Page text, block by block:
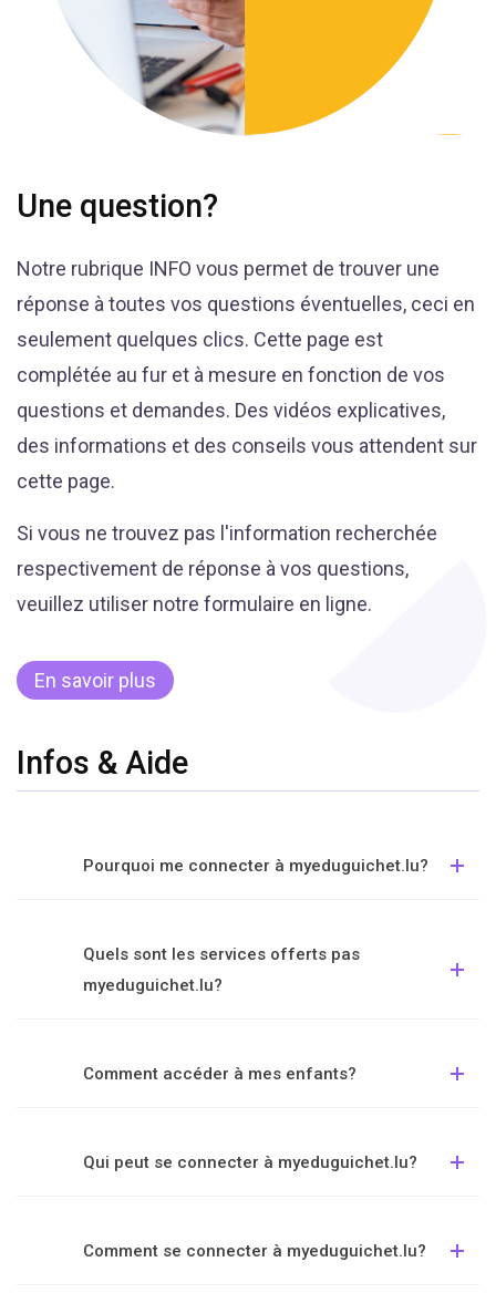
Une question?
Notre rubrique INFO vous permet de trouver une
réponse à toutes vos questions éventuelles, ceci en
seulement quelques clics. Cette page est
complétée au fur et à mesure en fonction de vos
questions et demandes. Des vidéos explicatives,
des informations et des conseils vous attendent sur
cette page.
Si vous ne trouvez pas l'information recherchée
respectivement de réponse à vos questions,
veuillez utiliser notre formulaire en ligne.
En savoir plus
Infos & Aide
Pourquoi me connecter à myeduguichet.lu?
Quels sont les services offerts pas
myeduguichet.lu?
Comment accéder à mes enfants?
Qui peut se connecter à myeduguichet.lu?
Comment se connecter à myeduguichet.lu?